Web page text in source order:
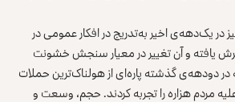
در یک‌دهه‌ی اخیر به‌تدریج در افکار عمومی در
یافته و آن تغییر در معیار سنجش خشونت
دودهه‌ی گذشته پاره‌ای از هولناک‌ترین حملات
مردم هزاره را تجربه کردند. حجم، وسعت و